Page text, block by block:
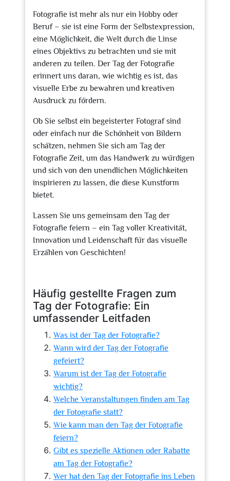
Fotografie ist mehr als nur ein Hobby oder
Beruf – sie ist eine Form der Selbstexpression,
eine Möglichkeit, die Welt durch die Linse
eines Objektivs zu betrachten und sie mit
anderen zu teilen. Der Tag der Fotografie
erinnert uns daran, wie wichtig es ist, das
visuelle Erbe zu bewahren und kreativen
Ausdruck zu fördern.
Ob Sie selbst ein begeisterter Fotograf sind
oder einfach nur die Schönheit von Bildern
schätzen, nehmen Sie sich am Tag der
Fotografie Zeit, um das Handwerk zu würdigen
und sich von den unendlichen Möglichkeiten
inspirieren zu lassen, die diese Kunstform
bietet.
Lassen Sie uns gemeinsam den Tag der
Fotografie feiern – ein Tag voller Kreativität,
Innovation und Leidenschaft für das visuelle
Erzählen von Geschichten!
Häufig gestellte Fragen zum
Tag der Fotografie: Ein
umfassender Leitfaden
Was ist der Tag der Fotografie?
Wann wird der Tag der Fotografie
gefeiert?
Warum ist der Tag der Fotografie
wichtig?
Welche Veranstaltungen finden am Tag
der Fotografie statt?
Wie kann man den Tag der Fotografie
feiern?
Gibt es spezielle Aktionen oder Rabatte
am Tag der Fotografie?
Wer hat den Tag der Fotografie ins Leben